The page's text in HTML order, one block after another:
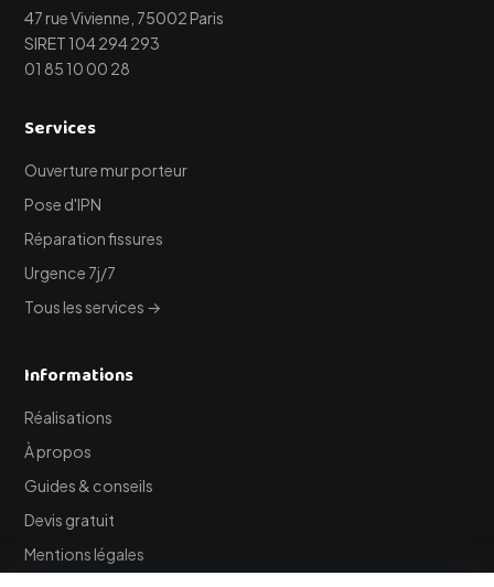
47 rue Vivienne, 75002 Paris
SIRET 104 294 293
01 85 10 00 28
Services
Ouverture mur porteur
Pose d'IPN
Réparation fissures
Urgence 7j/7
Tous les services →
Informations
Réalisations
À propos
Guides & conseils
Devis gratuit
Mentions légales